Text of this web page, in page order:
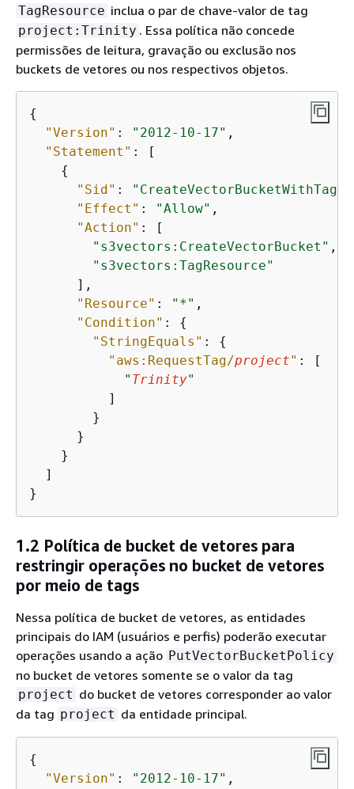
TagResource inclua o par de chave-valor de tag
project:Trinity . Essa política não concede
permissões de leitura, gravação ou exclusão nos
buckets de vetores ou nos respectivos objetos.
{
"Version" : "2012-10-17" ,
"Statement" : [
{
"Sid" : "CreateVectorBucketWithTags"
"Effect" : "Allow" ,
"Action" : [
"s3vectors:CreateVectorBucket" ,
"s3vectors:TagResource"
      ],
"Resource" : "*" ,
"Condition" : {
"StringEquals" : {
"aws:RequestTag/project" : [
" Trinity"
          ]
        }
      }
    }
  ]
}
1.2 Política de bucket de vetores para
restringir operações no bucket de vetores
por meio de tags
Nessa política de bucket de vetores, as entidades
principais do IAM (usuários e perfis) poderão executar
operações usando a ação PutVectorBucketPolicy
no bucket de vetores somente se o valor da tag
project do bucket de vetores corresponder ao valor
da tag project da entidade principal.
{
"Version" : "2012-10-17" ,